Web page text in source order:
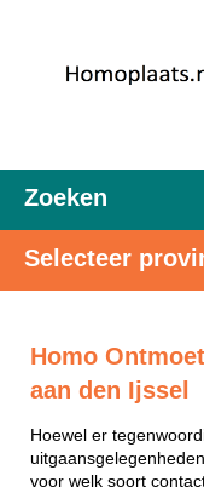
Zoeken
Selecteer
Homo
aan den Ijssel
Hoewel er
voor welk soort